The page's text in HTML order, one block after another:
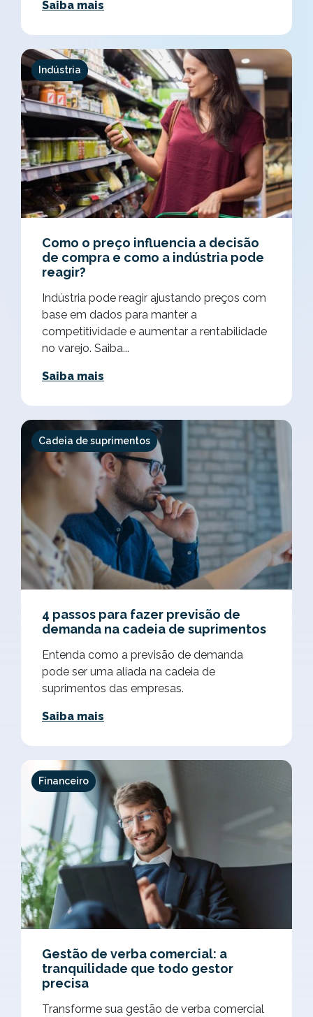
Saiba mais
Indústria
Como o preço influencia a decisão
de compra e como a indústria pode
reagir?
Indústria pode reagir ajustando preços com
base em dados para manter a
competitividade e aumentar a rentabilidade
no varejo. Saiba...
Saiba mais
Cadeia de suprimentos
4 passos para fazer previsão de
demanda na cadeia de suprimentos
Entenda como a previsão de demanda
pode ser uma aliada na cadeia de
suprimentos das empresas.
Saiba mais
Financeiro
Gestão de verba comercial: a
tranquilidade que todo gestor
precisa
Transforme sua gestão de verba comercial